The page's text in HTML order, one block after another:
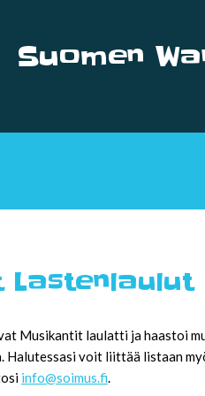
Suomen
Lastenlaulut
Musikantit laulatti ja haastoi
Halutessasi voit liittää listaan
info@soimus.fi.